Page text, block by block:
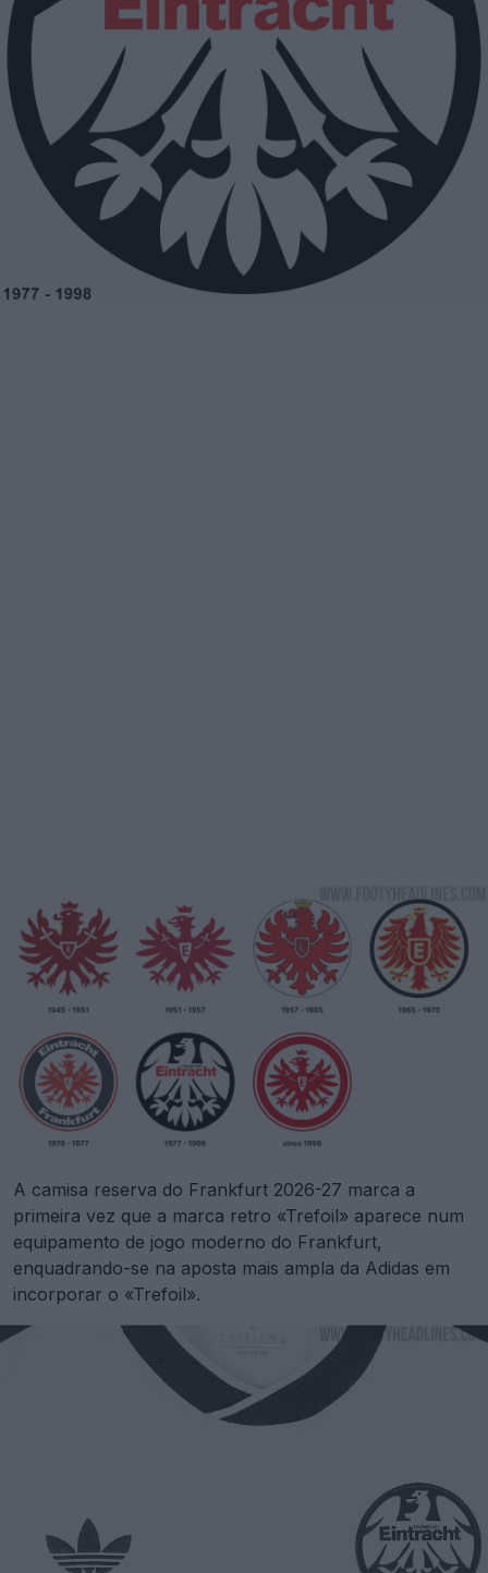
A camisa reserva do Frankfurt 2026-27 marca a
primeira vez que a marca retro «Trefoil» aparece num
equipamento de jogo moderno do Frankfurt,
enquadrando-se na aposta mais ampla da Adidas em
incorporar o «Trefoil».